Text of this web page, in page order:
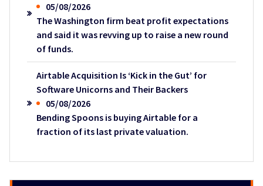
05/08/2026
The Washington firm beat profit expectations
and said it was revving up to raise a new round
of funds.
Airtable Acquisition Is ‘Kick in the Gut’ for
Software Unicorns and Their Backers
05/08/2026
Bending Spoons is buying Airtable for a
fraction of its last private valuation.